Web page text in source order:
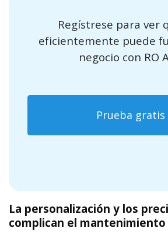
Regístrese para ver
eficientemente puede
negocio con RO
Prueba gratis
La personalización y los
complican el